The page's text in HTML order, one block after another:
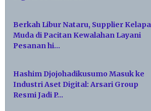
Berkah Libur Nataru, Supplier Kelapa
Muda di Pacitan Kewalahan Layani
Pesanan hi…
Hashim Djojohadikusumo Masuk ke
Industri Aset Digital: Arsari Group
Resmi Jadi P…